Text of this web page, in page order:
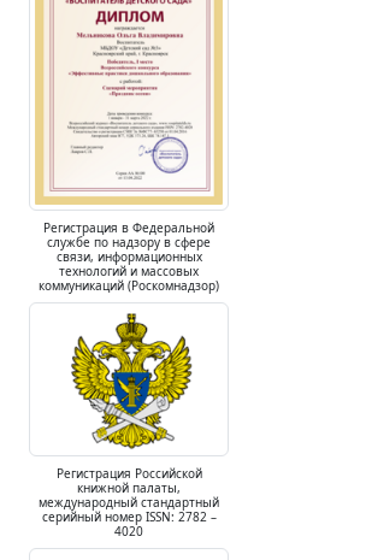
Регистрация в Федеральной
службе по надзору в сфере
связи, информационных
технологий и массовых
коммуникаций (Роскомнадзор)
Регистрация Российской
книжной палаты,
международный стандартный
серийный номер ISSN: 2782 –
4020